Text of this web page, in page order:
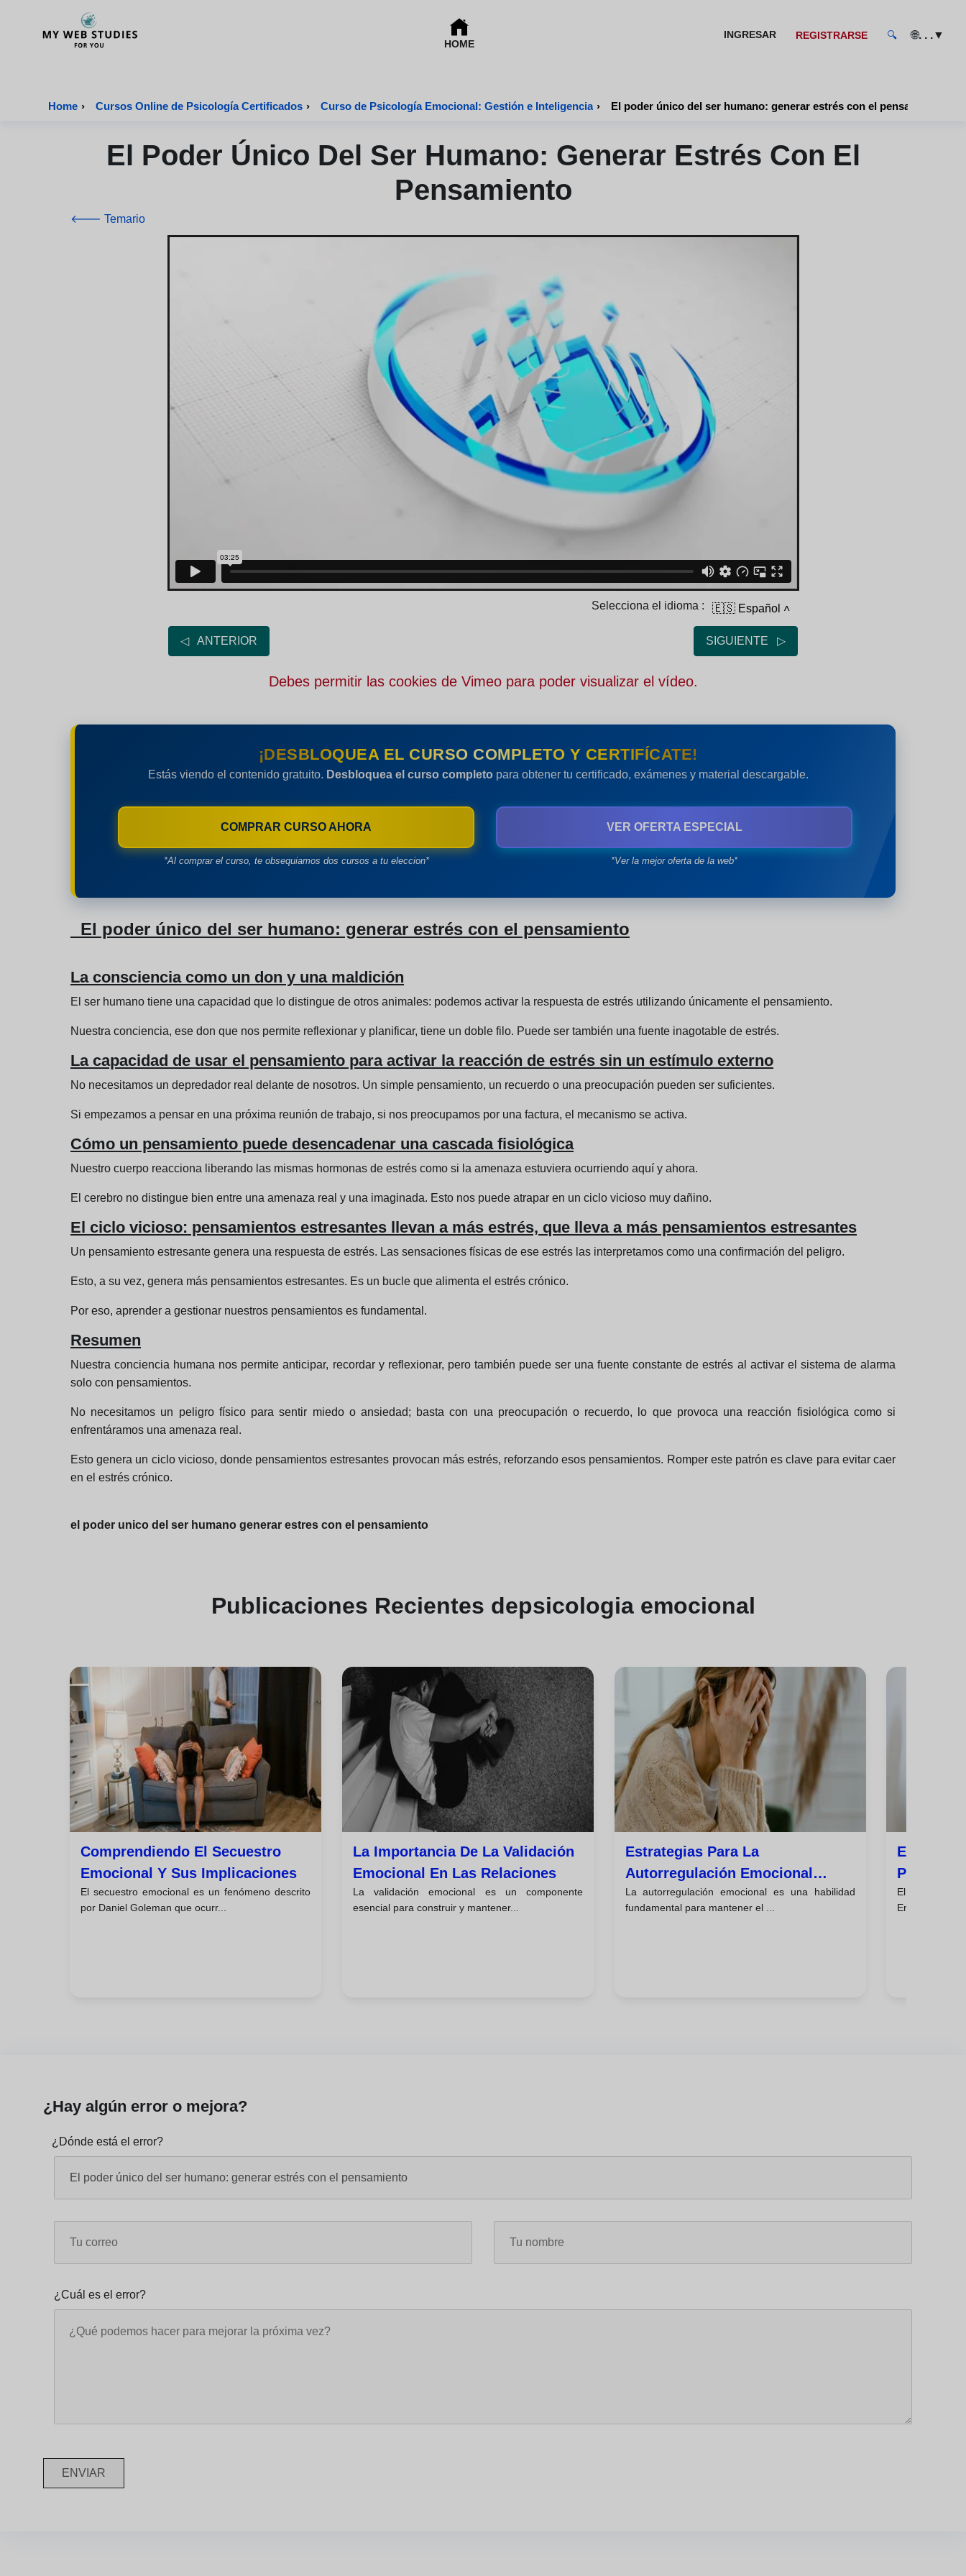
HOME
INGRESAR REGISTRARSE 🔍 🌐. . .▼
Home › Cursos Online de Psicología Certificados › Curso de Psicología Emocional: Gestión e Inteligencia › El poder único del ser humano: generar estrés con el pensamiento
El Poder Único Del Ser Humano: Generar Estrés Con El
Pensamiento
🡐 Temario
Selecciona el idioma : 🇪🇸 Español ˄
◁ ANTERIOR SIGUIENTE ▷
Debes permitir las cookies de Vimeo para poder visualizar el vídeo.
¡DESBLOQUEA EL CURSO COMPLETO Y CERTIFÍCATE!
Estás viendo el contenido gratuito. Desbloquea el curso completopara obtener tu certificado, exámenes y material descargable.
COMPRAR CURSO AHORA
*Al comprar el curso, te obsequiamos dos cursos a tu eleccion*
VER OFERTA ESPECIAL
*Ver la mejor oferta de la web*
El poder único del ser humano: generar estrés con el pensamiento
La consciencia como un don y una maldición
El ser humano tiene una capacidad que lo distingue de otros animales: podemos activar la respuesta de estrés utilizando únicamente el pensamiento.
Nuestra conciencia, ese don que nos permite reflexionar y planificar, tiene un doble filo. Puede ser también una fuente inagotable de estrés.
La capacidad de usar el pensamiento para activar la reacción de estrés sin un estímulo externo
No necesitamos un depredador real delante de nosotros. Un simple pensamiento, un recuerdo o una preocupación pueden ser suficientes.
Si empezamos a pensar en una próxima reunión de trabajo, si nos preocupamos por una factura, el mecanismo se activa.
Cómo un pensamiento puede desencadenar una cascada fisiológica
Nuestro cuerpo reacciona liberando las mismas hormonas de estrés como si la amenaza estuviera ocurriendo aquí y ahora.
El cerebro no distingue bien entre una amenaza real y una imaginada. Esto nos puede atrapar en un ciclo vicioso muy dañino.
El ciclo vicioso: pensamientos estresantes llevan a más estrés, que lleva a más pensamientos estresantes
Un pensamiento estresante genera una respuesta de estrés. Las sensaciones físicas de ese estrés las interpretamos como una confirmación del peligro.
Esto, a su vez, genera más pensamientos estresantes. Es un bucle que alimenta el estrés crónico.
Por eso, aprender a gestionar nuestros pensamientos es fundamental.
Resumen
Nuestra conciencia humana nos permite anticipar, recordar y reflexionar, pero también puede ser una fuente constante de estrés al activar el sistema de alarma
solo con pensamientos.
No necesitamos un peligro físico para sentir miedo o ansiedad; basta con una preocupación o recuerdo, lo que provoca una reacción fisiológica como si
enfrentáramos una amenaza real.
Esto genera un ciclo vicioso, donde pensamientos estresantes provocan más estrés, reforzando esos pensamientos. Romper este patrón es clave para evitar caer
en el estrés crónico.
el poder unico del ser humano generar estres con el pensamiento
Publicaciones Recientes depsicologia emocional
Comprendiendo El Secuestro
Emocional Y Sus Implicaciones
El secuestro emocional es un fenómeno descrito
por Daniel Goleman que ocurr...
La Importancia De La Validación
Emocional En Las Relaciones
La validación emocional es un componente
esencial para construir y mantener...
Estrategias Para La
Autorregulación Emocional
Eficaz
La autorregulación emocional es una habilidad
fundamental para mantener el ...
El Modelo
Emocionales
¿Hay algún error o mejora?
¿Dónde está el error?
¿Cuál es el error?
ENVIAR